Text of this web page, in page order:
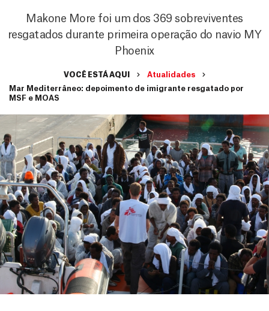
Makone More foi um dos 369 sobreviventes
resgatados durante primeira operação do navio MY
Phoenix
VOCÊ ESTÁ AQUI
Atualidades
Mar Mediterrâneo: depoimento de imigrante resgatado por
MSF e MOAS